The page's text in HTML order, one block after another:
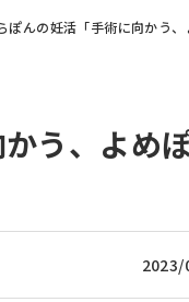
ぽんの妊活「手術に向かう
う、よめ
2023/